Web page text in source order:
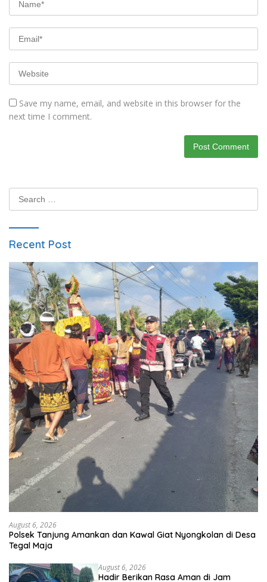
Save my name, email, and website in this browser for the
next time I comment.
Recent Post
August 6, 2026
Polsek Tanjung Amankan dan Kawal Giat Nyongkolan di Desa
Tegal Maja
August 6, 2026
Hadir Berikan Rasa Aman di Jam